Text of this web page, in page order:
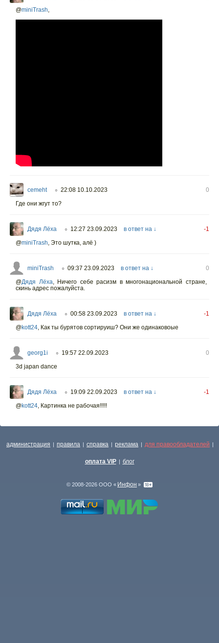
@miniTrash
cemeht ○ 22:08 10.10.2023
0
Где они жгут то?
Дядя Лёха ○ 12:27 23.09.2023 в ответ на ↓
-1
@miniTrash Это шутка, алё )
miniTrash ○ 09:37 23.09.2023 в ответ на ↓
0
@Дядя Лёха
Ничего себе расизм в многонациональной стране,
скинь адрес пожалуйста.
Дядя Лёха ○ 00:58 23.09.2023 в ответ на ↓
-1
@kott24 Как ты бурятов сортируиш? Они же одинаковоые
georg1i ○ 19:57 22.09.2023
0
3d japan dance
Дядя Лёха ○ 19:09 22.09.2023 в ответ на ↓
-1
@kott24 Картинка не рабочая!!!!!
администрация | правила | справка | реклама | для правообладателей |
оплата VIP | блог
© 2008-2026 ООО « Инфон »